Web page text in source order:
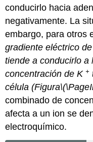
conducirlo hacia
negativamente. La
embargo, para otros
gradiente eléctrico
tiende a conducirlo a
concentración de K+
célula (Figura
combinado de
afecta a un ion se
electroquímico.